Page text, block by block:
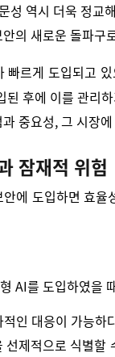
성 역시 더욱 정교
의 새로운 돌파구
빠르게 도입되고
된 후에 이를 관리
중요성, 그 시장
잠재적 위험
에 도입하면 효
AI를 도입하였을
인 대응이 가능
선제적으로 식별